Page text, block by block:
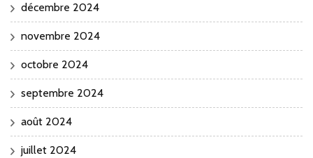
décembre 2024
novembre 2024
octobre 2024
septembre 2024
août 2024
juillet 2024